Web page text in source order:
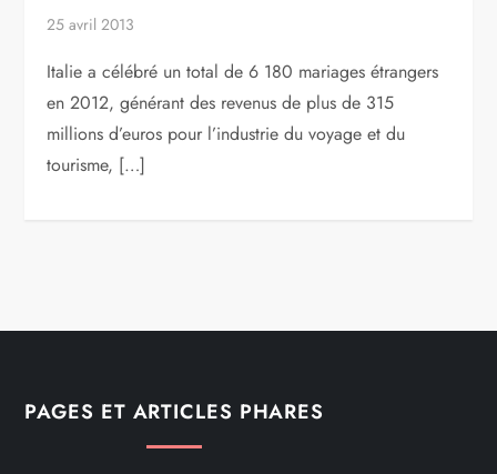
25 avril 2013
Italie a célébré un total de 6 180 mariages étrangers
en 2012, générant des revenus de plus de 315
millions d’euros pour l’industrie du voyage et du
tourisme, […]
PAGES ET ARTICLES PHARES